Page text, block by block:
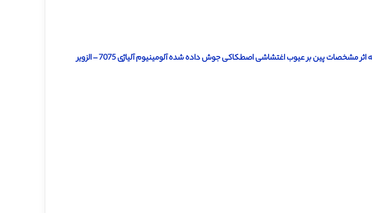
دانلود رایگان ترجمه مقاله اثر مشخصات پین بر عیوب اغتشاشی اصطکاکی جوش داده شده آلومینیوم آلیاژی 7075 – الزویر